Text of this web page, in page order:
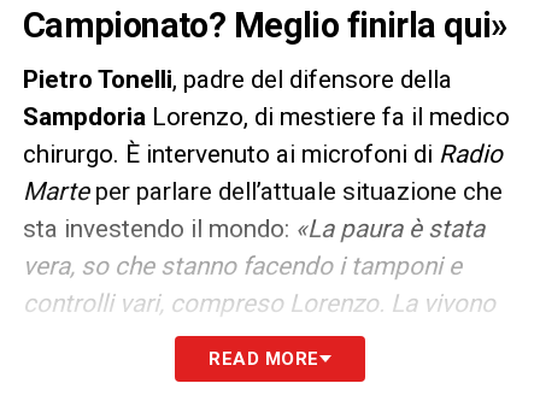
Campionato? Meglio finirla qui»
Pietro Tonelli, padre del difensore della
SampdoriaLorenzo, di mestiere fa il medico
chirurgo. È intervenuto ai microfoni di Radio
Marteper parlare dell’attuale situazione che
sta investendo il mondo: «La paura è stata
vera, so che stanno facendo i tamponi e
controlli vari, compreso Lorenzo. La vivono
male. Ci sono tante situazioni e storie nella
storia. Da padre sono molto preoccupato».
READ MORE